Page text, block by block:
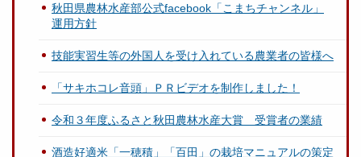
秋田県農林水産部公式facebook「こまちチャンネル」
運用方針
技能実習生等の外国人を受け入れている農業者の皆様へ
「サキホコレ音頭」ＰＲビデオを制作しました！
令和３年度ふるさと秋田農林水産大賞 受賞者の業績
酒造好適米「一穂積」「百田」の栽培マニュアルの策定